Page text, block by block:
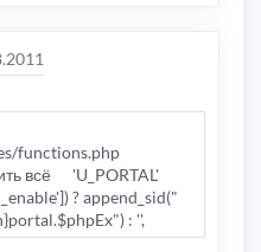
functions.php
всё 'U_PORTAL'
? append_sid("
: '',